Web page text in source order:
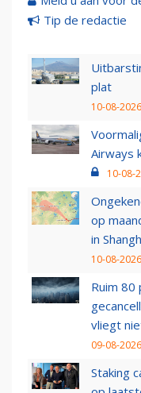
Tip de redactie
plat
10-08-
Airways
10-08-
op
in
10-08-
Ruim 80
vliegt
09-08-
Staking